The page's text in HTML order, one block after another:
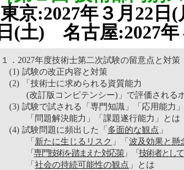
東京:2027年３月22
日(土) 名古屋:2027年
１．2027年度技術士第二次試験の留意点と対策
(1) 試験の改正内容と対策
(2) 「技術士に求められる資質能力
(改訂版コンピテンシー)」で評価される
(3) 試験で試される「専門知識」「応用能力」
「問題解決能力」「課題遂行能力」とは
(4) 試験問題に頻出した「 多面的な観点 」
「 新たに生じるリスク 」「 波及効果と懸
「専門技術を踏まえた対応策」「 技術者とし
「 社会の持続可能性の観点 」とは